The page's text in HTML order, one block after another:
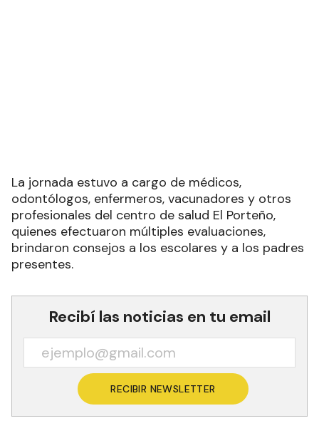
La jornada estuvo a cargo de médicos,
odontólogos, enfermeros, vacunadores y otros
profesionales del centro de salud El Porteño,
quienes efectuaron múltiples evaluaciones,
brindaron consejos a los escolares y a los padres
presentes.
Recibí las noticias en tu email
RECIBIR NEWSLETTER